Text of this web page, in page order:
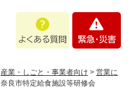
あ
問
・
産業・しごと・事業者向け > 営業に
奈良市特定給食施設等研修会